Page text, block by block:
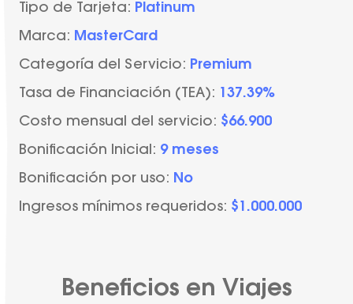
Tipo de Tarjeta: Platinum
Marca: MasterCard
Categoría del Servicio: Premium
Tasa de Financiación (TEA):
137.39%
Costo mensual del servicio: $66.900
Bonificación Inicial: 9 meses
Bonificación por uso: No
Ingresos mínimos requeridos: $1.000.000
Beneficios en Viajes